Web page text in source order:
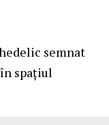
semnat
spațiul